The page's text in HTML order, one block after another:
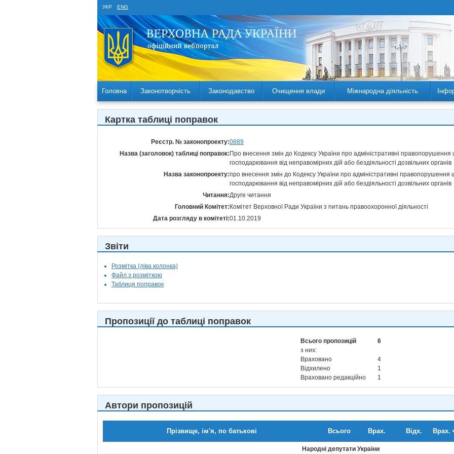
УКР ENG
Головна Законотворчість Законодавство Очищення влади Міжнародна діяльність
Картка таблиці поправок
Реєстр. № законопроекту:0889
Назва (заголовок) таблиці поправок: Про внесення змін до Кодексу України про адміністративні
господарювання від неправомірних дій або бездіяльності дозвільних органів
Назва законопроекту:про внесення змін до Кодексу України про адміністративні правопорушення
господарювання від неправомірних дій або бездіяльності дозвільних органів
Читання:Друге читання
Головний Комітет: Комітет Верховної Ради України з питань правоохоронної діяльності
Дата розгляду в комітеті:01.10.2019
Звіти
Розмітка (ліва колонка)
Файл з розміткою
Таблиця поправок
Пропозиції до таблиці поправок
Всього пропозицій
6
з них:
Враховано
4
Відхилено
1
Враховано редакційно
1
Автори пропозицій
Прізвище, ім'я, по батькові Всього Врах. Відх. Врах.
Народні депутати України